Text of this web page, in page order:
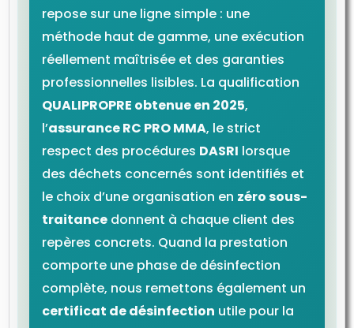
repose sur une ligne simple : une
méthode haut de gamme, une exécution
réellement maîtrisée et des garanties
professionnelles lisibles. La qualification
QUALIPROPRE obtenue en 2025,
l’assurance RC PRO MMA, le strict
respect des procédures DASRI lorsque
des déchets concernés sont identifiés et
le choix d’une organisation en zéro sous-
traitance donnent à chaque client des
repères concrets. Quand la prestation
comporte une phase de désinfection
complète, nous remettons également un
certificat de désinfection utile pour la